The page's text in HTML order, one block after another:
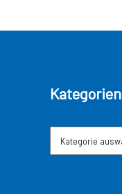
Kategorien